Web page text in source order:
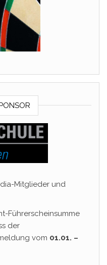
Mitglieder und
Führerscheinsumme
der
vom 01.01. –